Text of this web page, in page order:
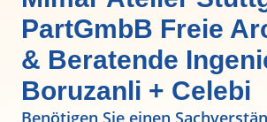
PartGmbB Freie
& Beratende
Boruzanli + Celebi
Benötigen Sie einen